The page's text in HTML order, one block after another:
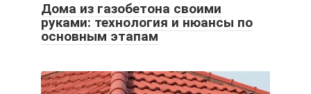
Дома из газобетона своими
руками: технология и нюансы по
основным этапам